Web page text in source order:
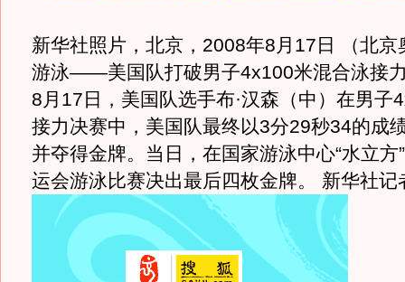
新华社照片，北京，2008年8月17日 （北京
游泳——美国队打破男子4x100米混合泳接
8月17日，美国队选手布·汉森（中）在男子
接力决赛中，美国队最终以3分29秒34的成
并夺得金牌。当日，在国家游泳中心“水立方
运会游泳比赛决出最后四枚金牌。 新华社记